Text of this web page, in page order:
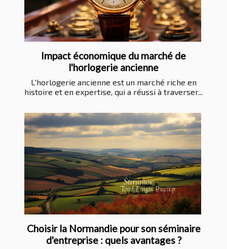
Impact économique du marché de
l'horlogerie ancienne
L'horlogerie ancienne est un marché riche en
histoire et en expertise, qui a réussi à traverser...
Choisir la Normandie pour son séminaire
d'entreprise : quels avantages ?